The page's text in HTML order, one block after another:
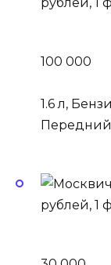
100 000
1.6 л,